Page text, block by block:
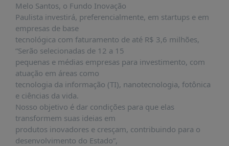
INSCRIÇÕES
MATERIAIS
DISPONÍVEIS
PUBLICAÇÕES
REVISTA
RUMOS
LIVROS
ESTUDOS
NOTÍCIAS
Melo Santos, o Fundo Inovação
Paulista investirá, preferencialmente, em startups e em
empresas de base
tecnológica com faturamento de até R$ 3,6 milhões,
“Serão selecionadas de 12 a 15
pequenas e médias empresas para investimento, com
atuação em áreas como
tecnologia da informação (TI), nanotecnologia, fotônica
e ciências da vida.
Nosso objetivo é dar condições para que elas
transformem suas ideias em
produtos inovadores e cresçam, contribuindo para o
desenvolvimento do Estado”,